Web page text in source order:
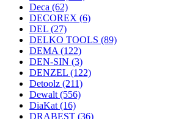
Deca (62)
DECOREX (6)
DEL (27)
DELKO TOOLS (89)
DEMA (122)
DEN-SIN (3)
DENZEL (122)
Detoolz (211)
Dewalt (556)
DiaKat (16)
DRABEST (36)